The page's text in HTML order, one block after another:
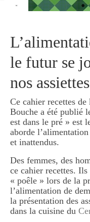
le futur se
nos
Ce cahier recettes
Bouche a été publié
est dans le pré » est
aborde
et inattendus.
Des femmes, des
ce cahier recettes.
« poêle » lors de la
l’alimentation de
la présentation des
dans la cuisine du